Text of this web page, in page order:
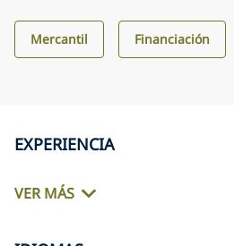
Mercantil Financiación
EXPERIENCIA
VER MÁS